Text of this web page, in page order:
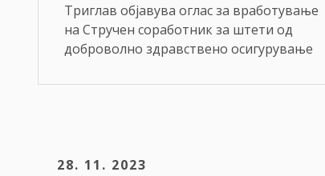
Триглав објавува оглас за вработување
на Стручен соработник за штети од
доброволно здравствено осигурување
28. 11. 2023